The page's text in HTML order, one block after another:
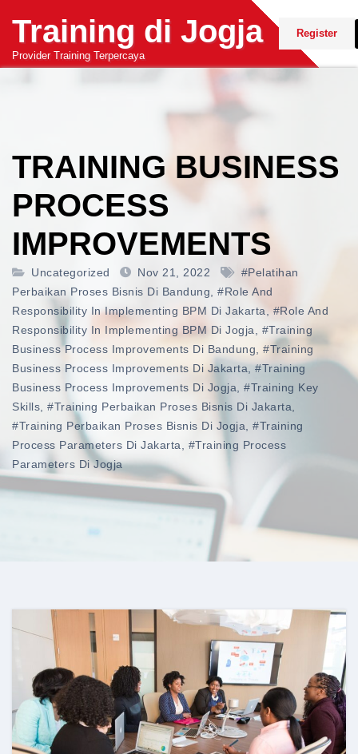
content
Training di Jogja
Provider Training Terpercaya
Register
TRAINING BUSINESS
PROCESS
IMPROVEMENTS
Uncategorized Nov 21, 2022
#pelatihan
Perbaikan Proses Bisnis Di Bandung
#role And
Responsibility In Implementing BPM Di Jakarta
#role And
Responsibility In Implementing BPM Di Jogja
#training
Business Process Improvements Di Bandung
#training
Business Process Improvements Di Jakarta ,#training
Business Process Improvements Di Jogja
#training Key
Skills #training Perbaikan Proses Bisnis Di Jakarta
#training Perbaikan Proses Bisnis Di Jogja
#training
Process Parameters Di Jakarta
#training Process
Parameters Di Jogja